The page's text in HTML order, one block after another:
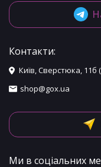
Контакти:
Київ, Сверстюка, 11б
shop@gox.ua
Ми в соціальних